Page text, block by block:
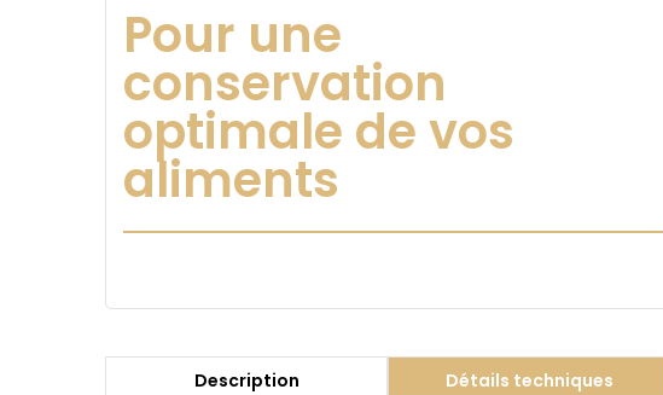
Pour une
conservation
optimale de vos
aliments
Description Détails techniques